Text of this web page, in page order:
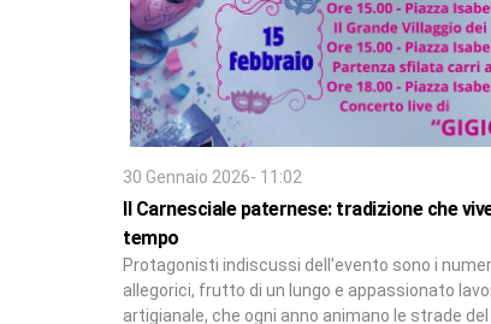
30 Gennaio 2026- 11:02
Il Carnesciale paternese: tradizione che
tempo
Protagonisti indiscussi dell’evento sono i
allegorici, frutto di un lungo e appassionato
artigianale, che ogni anno animano le strade